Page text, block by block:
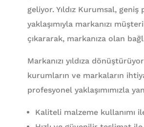
geliyor. Yıldız Kurumsal,
yaklaşımıyla markanızı
çıkararak, markanıza olan
Markanızı yıldıza
kurumların ve markaların
profesyonel yaklaşımımızla
Kaliteli malzeme kullanımı